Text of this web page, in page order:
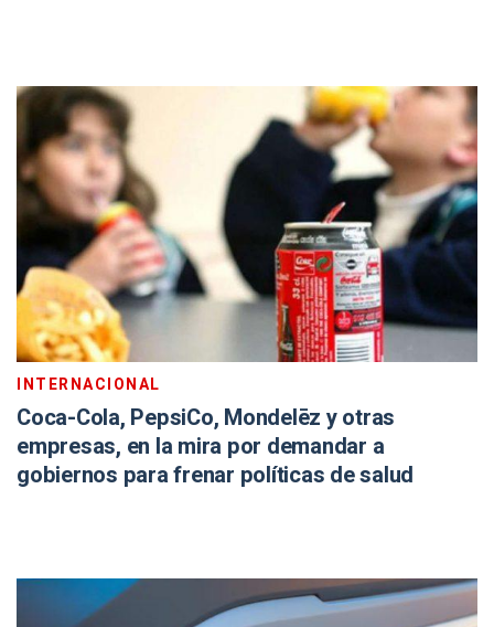
INTERNACIONAL
Coca-Cola, PepsiCo, Mondelēz y otras
empresas, en la mira por demandar a
gobiernos para frenar políticas de salud